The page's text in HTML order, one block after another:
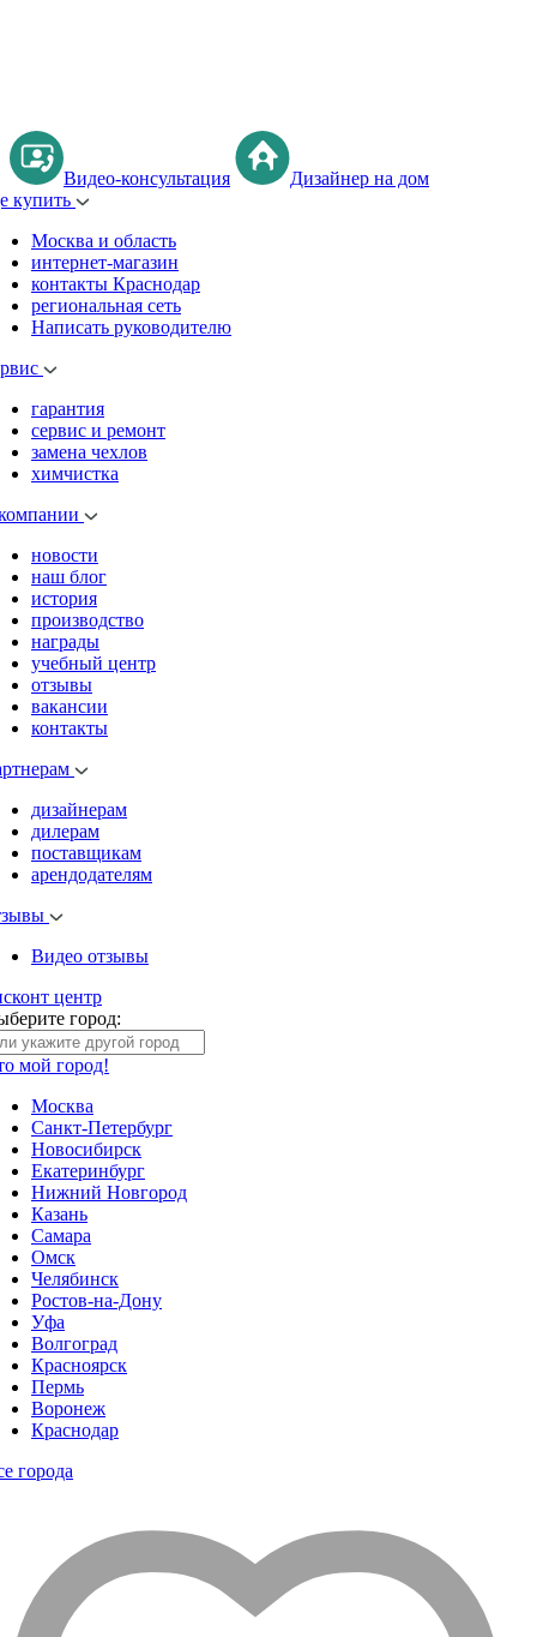
Видео-консультация
Дизайнер на дом
купить
Москва и область
интернет-магазин
контакты Краснодар
региональная сеть
Написать руководителю
гарантия
сервис и ремонт
замена чехлов
химчистка
новости
наш блог
история
производство
награды
учебный центр
отзывы
вакансии
контакты
дизайнерам
дилерам
поставщикам
арендодателям
Видео отзывы
центр
город:
мой город!
Москва
Санкт-Петербург
Новосибирск
Екатеринбург
Нижний Новгород
Казань
Самара
Омск
Челябинск
Ростов-на-Дону
Уфа
Волгоград
Красноярск
Пермь
Воронеж
Краснодар
города